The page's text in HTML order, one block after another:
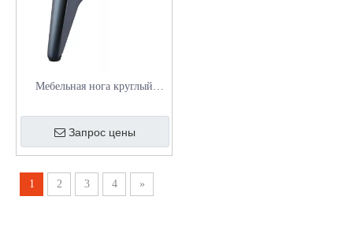
Мебельная нога круглый
Запрос цены
1 2 3 4 »